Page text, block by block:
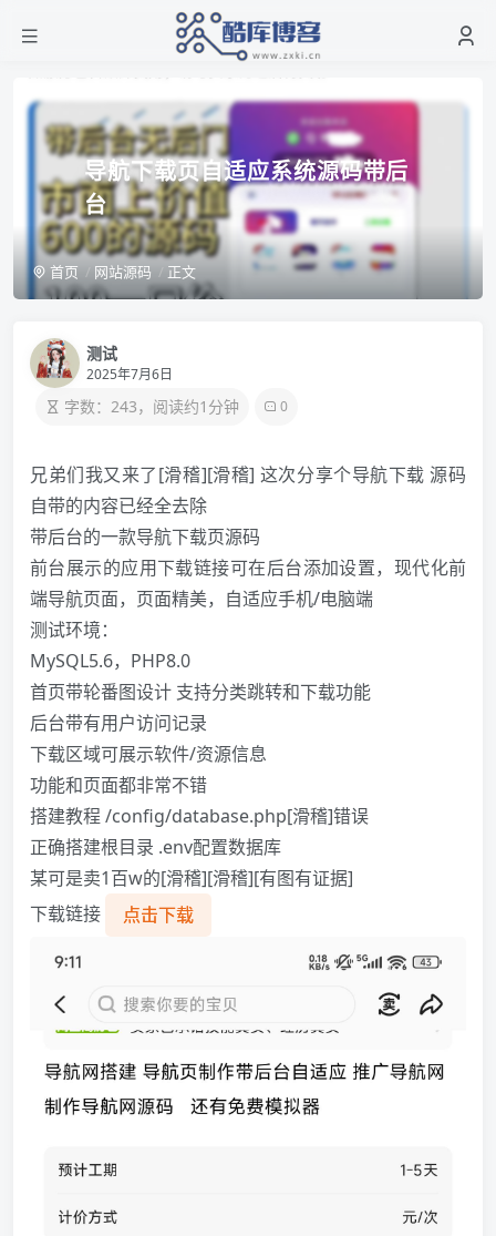
导航下载页自适应系统源码带后
台
首页 网站源码 正文
测试
2025年7月6日
字数：243，阅读约1分钟 0
兄弟们我又来了[滑稽][滑稽] 这次分享个导航下载 源码
自带的内容已经全去除
带后台的一款导航下载页源码
前台展示的应用下载链接可在后台添加设置，现代化前
端导航页面，页面精美，自适应手机/电脑端
测试环境：
MySQL5.6，PHP8.0
首页带轮番图设计 支持分类跳转和下载功能
后台带有用户访问记录
下载区域可展示软件/资源信息
功能和页面都非常不错
搭建教程 /config/database.php[滑稽]错误
正确搭建根目录 .env配置数据库
某可是卖1百w的[滑稽][滑稽][有图有证据]
下载链接
点击下载